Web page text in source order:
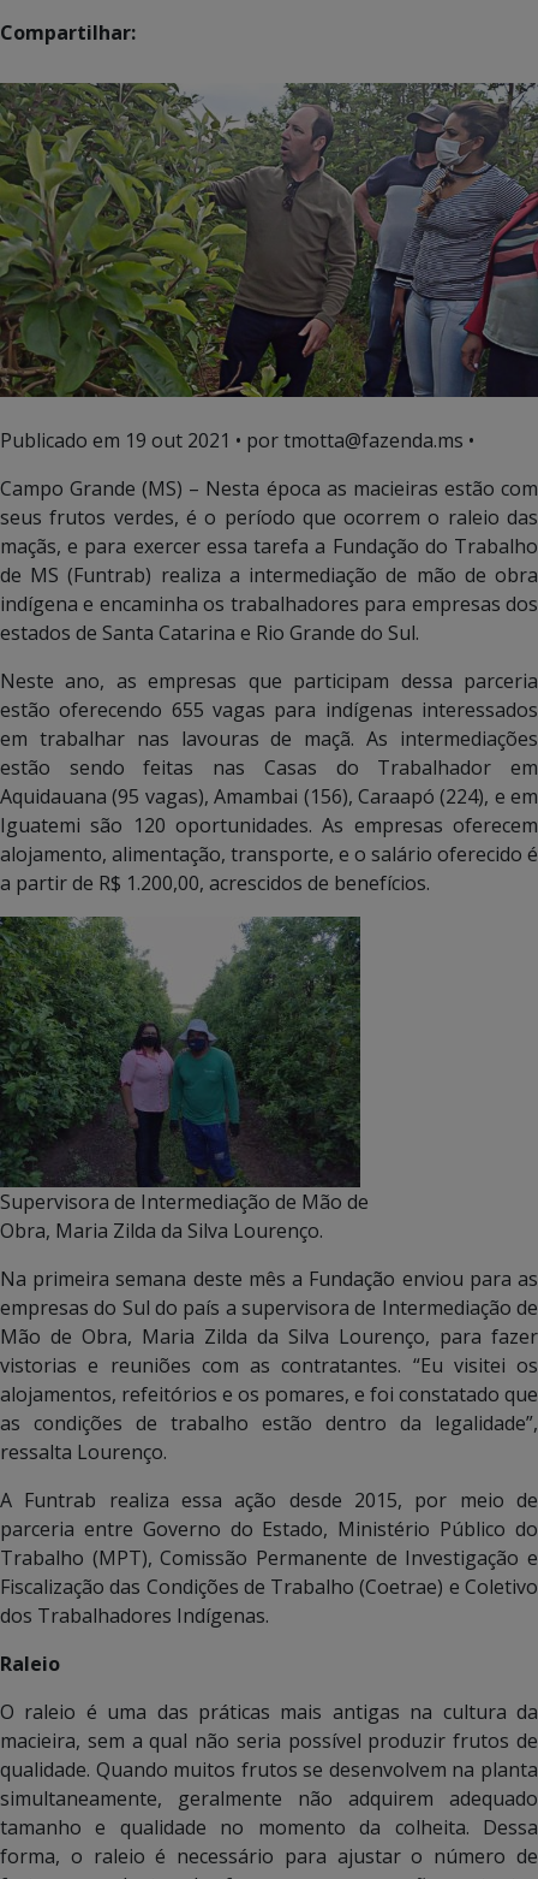
Compartilhar:
Publicado em 19 out 2021 • por tmotta@fazenda.ms •
Campo Grande (MS) – Nesta época as macieiras estão com
seus frutos verdes, é o período que ocorrem o raleio das
maçãs, e para exercer essa tarefa a Fundação do Trabalho
de MS (Funtrab) realiza a intermediação de mão de obra
indígena e encaminha os trabalhadores para empresas dos
estados de Santa Catarina e Rio Grande do Sul.
Neste ano, as empresas que participam dessa parceria
estão oferecendo 655 vagas para indígenas interessados
em trabalhar nas lavouras de maçã. As intermediações
estão sendo feitas nas Casas do Trabalhador em
Aquidauana (95 vagas), Amambai (156), Caraapó (224), e em
Iguatemi são 120 oportunidades. As empresas oferecem
alojamento, alimentação, transporte, e o salário oferecido é
a partir de R$ 1.200,00, acrescidos de benefícios.
Supervisora de Intermediação de Mão de
Obra, Maria Zilda da Silva Lourenço.
Na primeira semana deste mês a Fundação enviou para as
empresas do Sul do país a supervisora de Intermediação de
Mão de Obra, Maria Zilda da Silva Lourenço, para fazer
vistorias e reuniões com as contratantes. “Eu visitei os
alojamentos, refeitórios e os pomares, e foi constatado que
as condições de trabalho estão dentro da legalidade”,
ressalta Lourenço.
A Funtrab realiza essa ação desde 2015, por meio de
parceria entre Governo do Estado, Ministério Público do
Trabalho (MPT), Comissão Permanente de Investigação e
Fiscalização das Condições de Trabalho (Coetrae) e Coletivo
dos Trabalhadores Indígenas.
Raleio
O raleio é uma das práticas mais antigas na cultura da
macieira, sem a qual não seria possível produzir frutos de
qualidade. Quando muitos frutos se desenvolvem na planta
simultaneamente, geralmente não adquirem adequado
tamanho e qualidade no momento da colheita. Dessa
forma, o raleio é necessário para ajustar o número de